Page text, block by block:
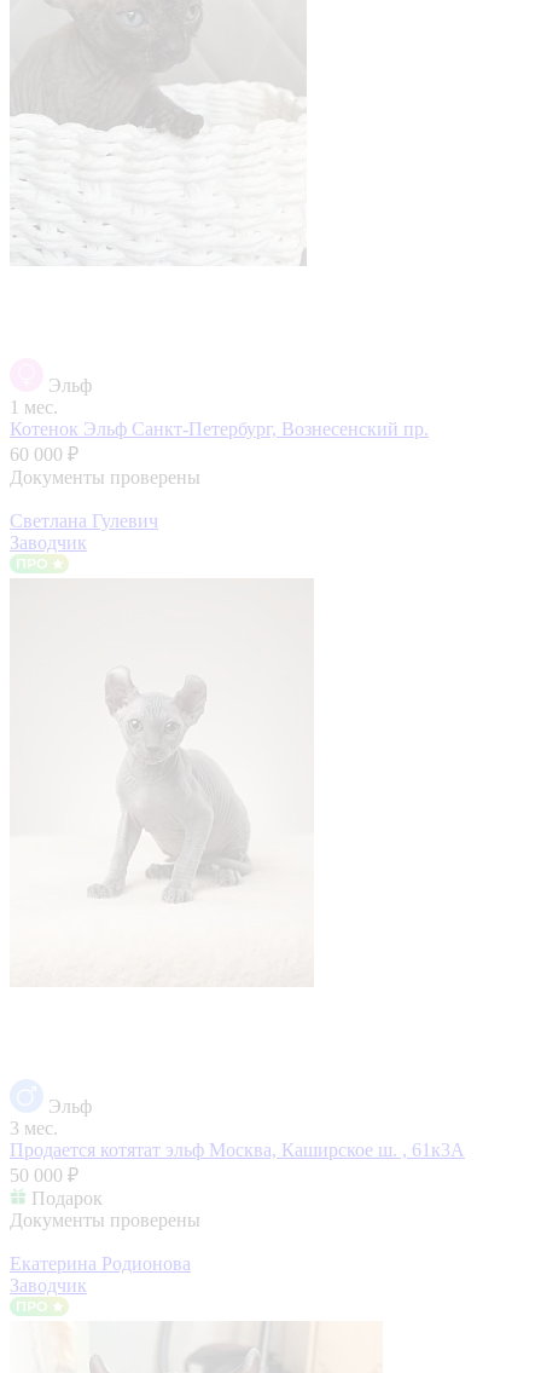
Эльф
1 мес.
Котенок Эльф Санкт-Петербург, Вознесенский пр.
60 000 ₽
Документы проверены
Светлана Гулевич
Заводчик
Эльф
3 мес.
Продается котятат эльф Москва, Каширское ш. , 61к3А
50 000 ₽
Подарок
Документы проверены
Екатерина Родионова
Заводчик